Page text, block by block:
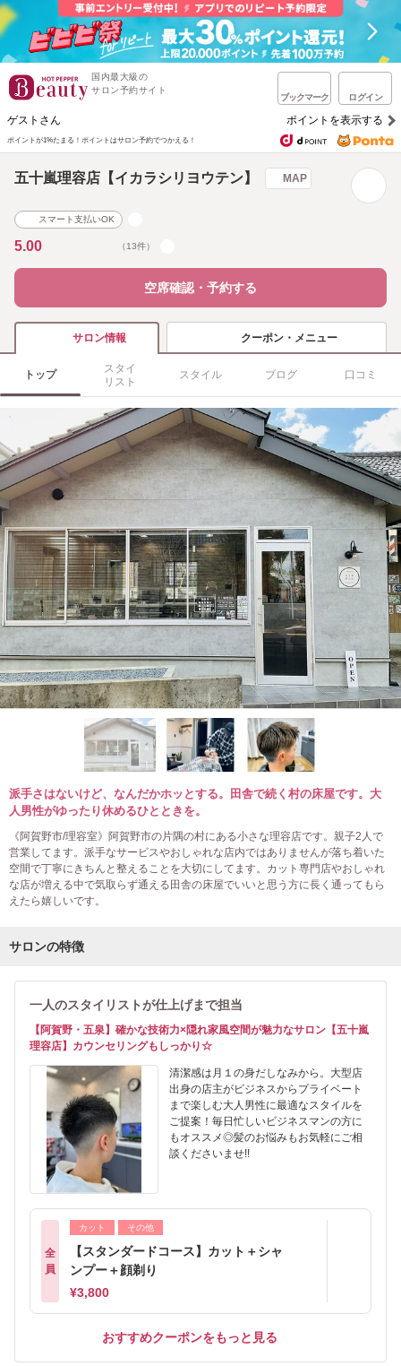
国内最大級の
サロン予約サイト
ブックマーク ログイン
ゲストさん ポイントを表示する
ポイントが1%たまる！ ポイントはサロン予約でつかえる！
五十嵐理容店【イカラシリヨウテン】 MAP
スマート支払いOK
5.00 （13件）
空席確認・予約する
サロン情報 クーポン・メニュー
トップ
スタイ
リスト
スタイル ブログ 口コミ
派手さはないけど、なんだかホッとする。田舎で続く村の床屋です。大
人男性がゆったり休めるひとときを。
《阿賀野市/理容室》阿賀野市の片隅の村にある小さな理容店です。親子2人で
営業してます。派手なサービスやおしゃれな店内ではありませんが落ち着いた
空間で丁寧にきちんと整えることを大切にしてます。カット専門店やおしゃれ
な店が増える中で気取らず通える田舎の床屋でいいと思う方に長く通ってもら
えたら嬉しいです。
サロンの特徴
一人のスタイリストが仕上げまで担当
【阿賀野・五泉】確かな技術力×隠れ家風空間が魅力なサロン【五十嵐
理容店】カウンセリングもしっかり☆
清潔感は月１の身だしなみから。大型店
出身の店主がビジネスからプライベート
まで楽しむ大人男性に最適なスタイルを
ご提案！毎日忙しいビジネスマンの方に
もオススメ◎髪のお悩みもお気軽にご相
談くださいませ!!
全
員
カット その他
【スタンダードコース】カット＋シャ
ンプー＋顔剃り
¥3,800
おすすめクーポンをもっと見る